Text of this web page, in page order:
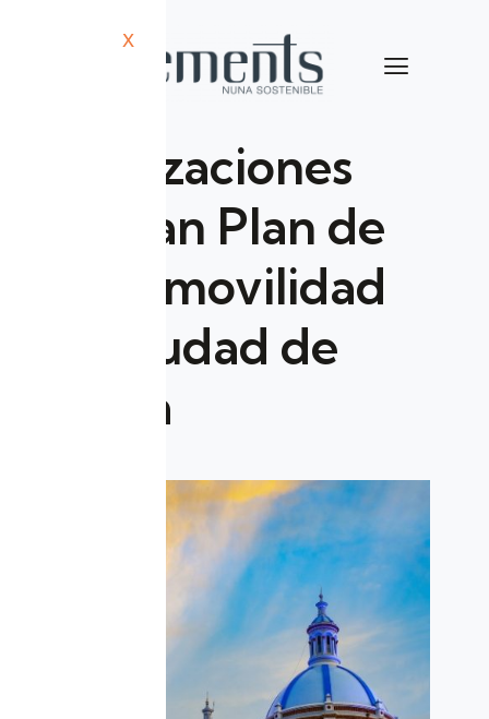
X
Organizaciones
anuncian Plan de
Electromovilidad
en la ciudad de
Cuenca